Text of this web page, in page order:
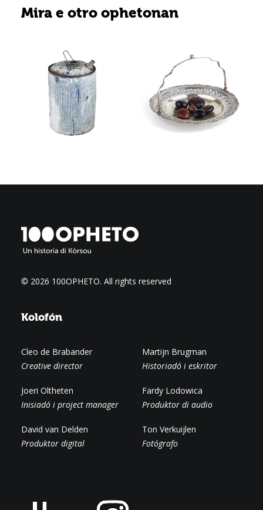
Mira e otro ophetonan
© 2026 100OPHETO. All rights reserved
Kolofón
Cleo de Brabander
Creative director
Joeri Oltheten
Inisiadó i project manager
David van Delden
Produktor digital
Martijn Brugman
Historiadó i eskritor
Fardy Lodowica
Produktor di audio
Ton Verkuijlen
Fotógrafo